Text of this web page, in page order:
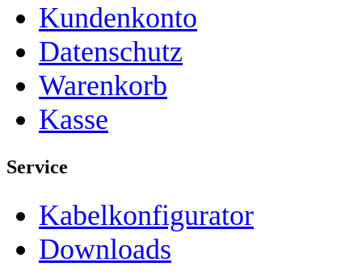
Kundenkonto
Datenschutz
Warenkorb
Kasse
Service
Kabelkonfigurator
Downloads